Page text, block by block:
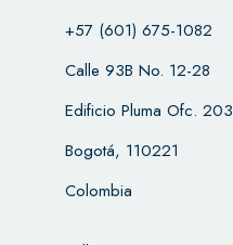
+57 (601) 675-1082
Calle 93B No. 12-28
Edificio Pluma Ofc. 203
Bogotá, 110221
Colombia